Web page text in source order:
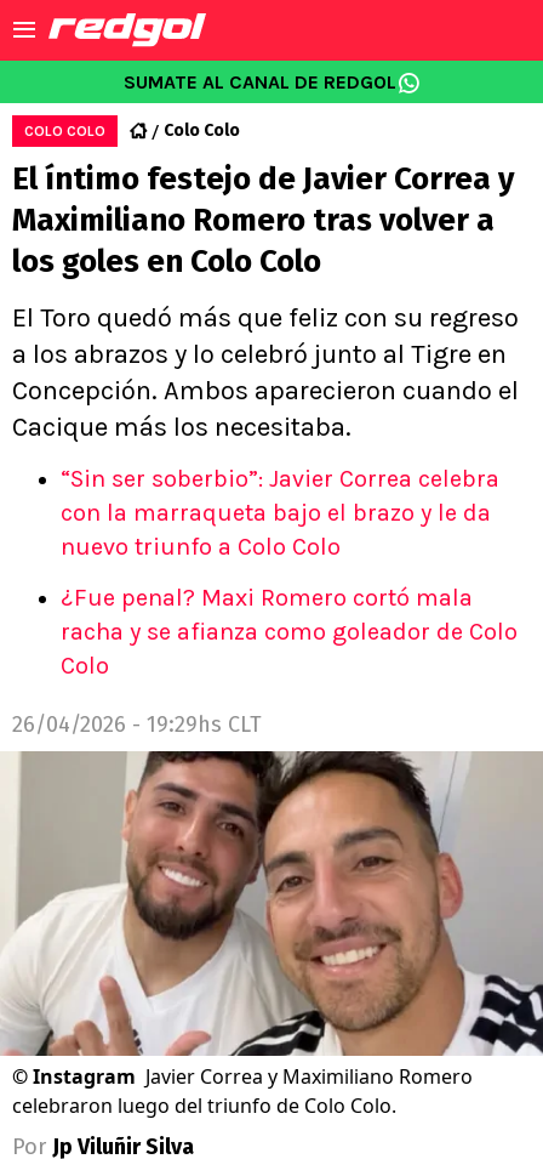
SUMATE AL CANAL DE REDGOL
COLO COLO Colo Colo
El íntimo festejo de Javier Correa y
Maximiliano Romero tras volver a
los goles en Colo Colo
El Toro quedó más que feliz con su regreso
a los abrazos y lo celebró junto al Tigre en
Concepción. Ambos aparecieron cuando el
Cacique más los necesitaba.
“Sin ser soberbio”: Javier Correa celebra
con la marraqueta bajo el brazo y le da
nuevo triunfo a Colo Colo
¿Fue penal? Maxi Romero cortó mala
racha y se afianza como goleador de Colo
Colo
26/04/2026 - 19:29hs CLT
©Instagram Javier Correa y Maximiliano Romero
celebraron luego del triunfo de Colo Colo.
Por Jp Viluñir Silva